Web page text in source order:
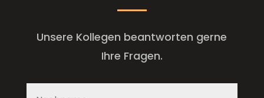
Unsere Kollegen beantworten gerne
Ihre Fragen.